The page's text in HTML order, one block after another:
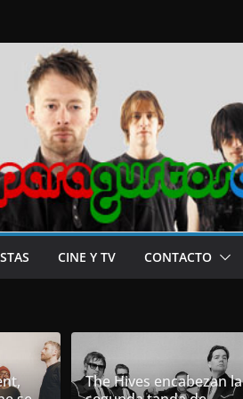
CINE Y TV CONTACTO
The Hives encabezan la